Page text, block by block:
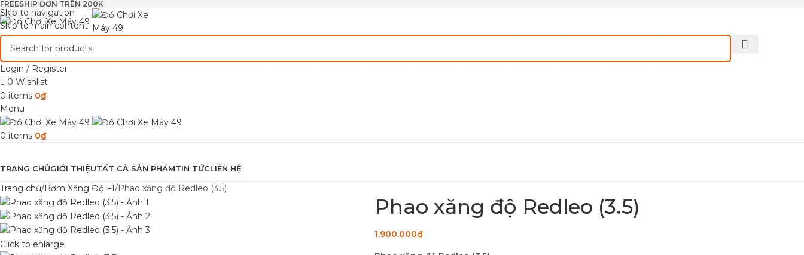
Skip to navigation
Skip to main content
FREESHIP ĐƠN TRÊN 200K
Login / Register
0 Wishlist
0 items 0₫
Menu
0 items 0₫
TRANG CHỦGIỚI THIỆUTẤT CẢ SẢN PHẨMTIN TỨCLIÊN HỆ
Trang chủ Bơm Xăng Độ FI Phao xăng độ Redleo (3.5)
Click to enlarge
Phao xăng độ Redleo (3.5)
1.900.000₫